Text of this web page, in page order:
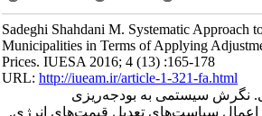
Sadeghi Shahdani M. Systematic Approach
Municipalities in Terms of Applying
Prices. IUESA 2016; 4 (13) :165-178
URL:http://iueam.ir/article-1-321-fa.html
سیستمی به بودجه‌ریزی
سیاست‌‌های تعدیل قیمت‌‌های انرژی.